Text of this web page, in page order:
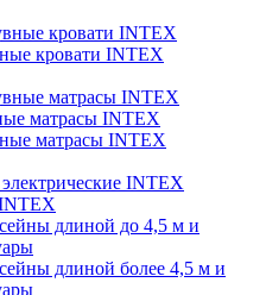
кровати INTEX
кровати INTEX
матрасы INTEX
матрасы INTEX
матрасы INTEX
INTEX
длиной до 4,5 м и
длиной более 4,5 м и